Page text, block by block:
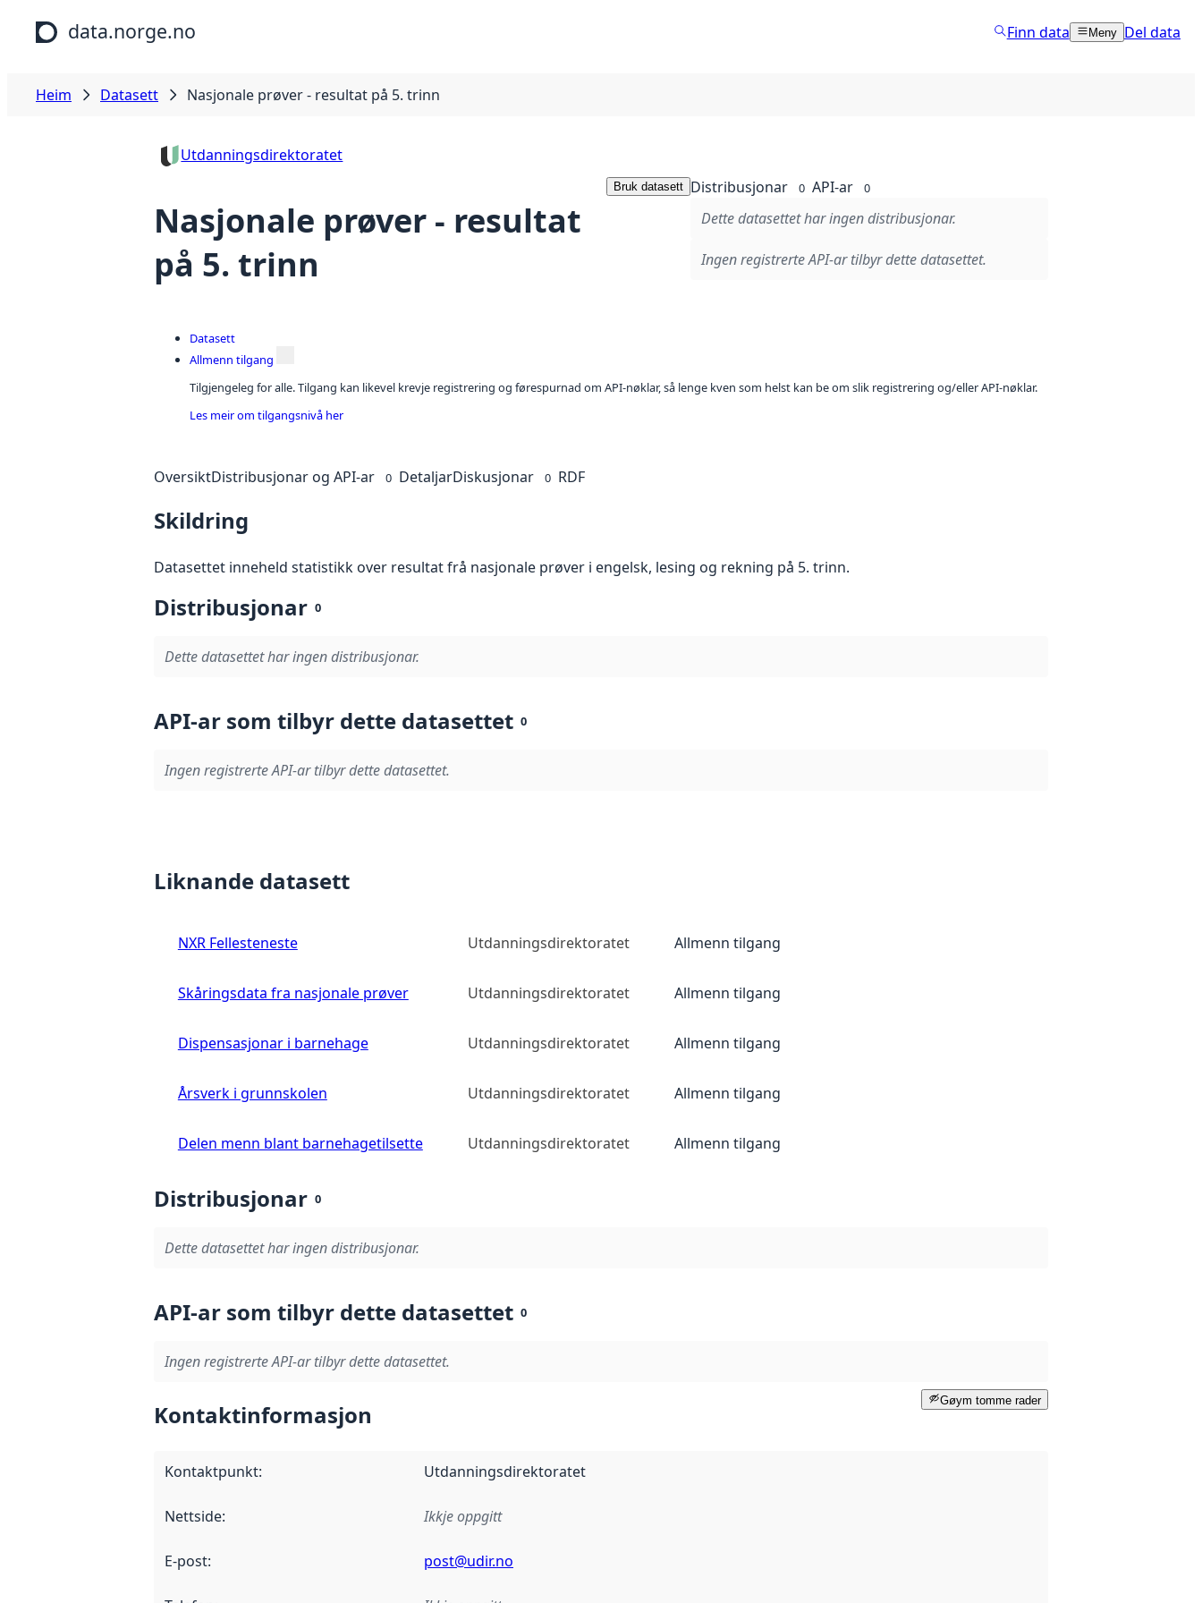
Hopp til hovudinnhald
data.norge.no Finn data Meny Del data
Heim Datasett Nasjonale prøver - resultat på 5. trinn
Utdanningsdirektoratet
Nasjonale prøver - resultat
på 5. trinn
Bruk datasett Distribusjonar 0 API-ar 0
Dette datasettet har ingen distribusjonar.
Ingen registrerte API-ar tilbyr dette datasettet.
Datasett
Allmenn tilgang
Tilgjengeleg for alle. Tilgang kan likevel krevje registrering og førespurnad om API-nøklar, så lenge kven som helst kan be om slik registrering og/eller API-nøklar.
Les meir om tilgangsnivå her
OversiktDistribusjonar og API-ar 0 DetaljarDiskusjonar 0 RDF
Skildring
Datasettet inneheld statistikk over resultat frå nasjonale prøver i engelsk, lesing og rekning på 5. trinn.
Distribusjonar 0
Dette datasettet har ingen distribusjonar.
API-ar som tilbyr dette datasettet 0
Ingen registrerte API-ar tilbyr dette datasettet.
Liknande datasett
NXR Fellesteneste Utdanningsdirektoratet Allmenn tilgang
Skåringsdata fra nasjonale prøver Utdanningsdirektoratet Allmenn tilgang
Dispensasjonar i barnehage Utdanningsdirektoratet Allmenn tilgang
Årsverk i grunnskolen Utdanningsdirektoratet Allmenn tilgang
Delen menn blant barnehagetilsette Utdanningsdirektoratet Allmenn tilgang
Distribusjonar 0
Dette datasettet har ingen distribusjonar.
API-ar som tilbyr dette datasettet 0
Ingen registrerte API-ar tilbyr dette datasettet.
Gøym tomme rader
Kontaktinformasjon
Kontaktpunkt: Utdanningsdirektoratet
Nettside: Ikkje oppgitt
E-post: post@udir.no